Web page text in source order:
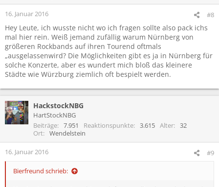
n
n
:
16. Januar 2016 #8
Hey Leute, ich wusste nicht wo ich fragen sollte also pack ichs
mal hier rein. Weiß jemand zufällig warum Nürnberg von
größeren Rockbands auf ihren Tourend oftmals
„ausgelassenwird? Die Möglichkeiten gibt es ja in Nürnberg für
solche Konzerte, aber es wundert mich bloß das kleinere
Städte wie Würzburg ziemlich oft bespielt werden.
HackstockNBG
HartStockNBG
Beiträge
7.951 Reaktionspunkte 3.615 Alter
32
Ort
Wendelstein
16. Januar 2016 #9
Bierfreund schrieb: